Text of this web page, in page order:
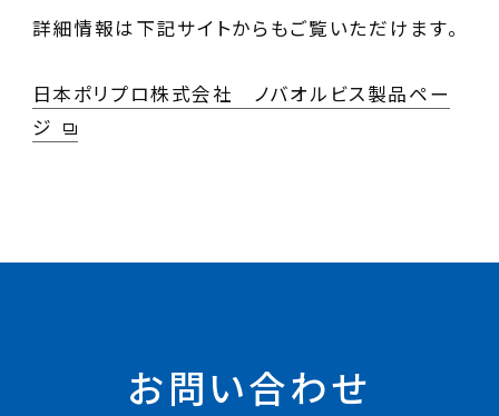
詳細情報は下記サイトからもご覧いただけます。
日本ポリプロ株式会社 ノバオルビス製品ペー
ジ
お問い合わせ